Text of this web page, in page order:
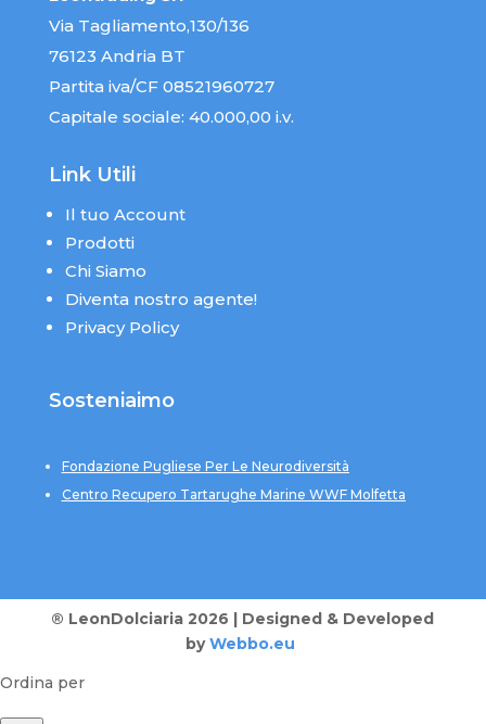
Via Tagliamento,130/136
76123 Andria BT
Partita iva/CF 08521960727
Capitale sociale: 40.000,00 i.v.
Link Utili
Il tuo Account
Prodotti
Chi Siamo
Diventa nostro agente!
Privacy Policy
Sosteniaimo
Fondazione Pugliese Per Le Neurodiversità
Centro Recupero Tartarughe Marine WWF Molfetta
® LeonDolciaria 2026 | Designed & Developed
by Webbo.eu
Ordina per